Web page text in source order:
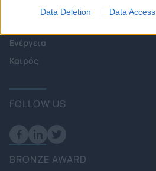
Data Deletion Data Access
Πολιτική
Ενέργεια
Καιρός
FOLLOW US
BRONZE AWARD